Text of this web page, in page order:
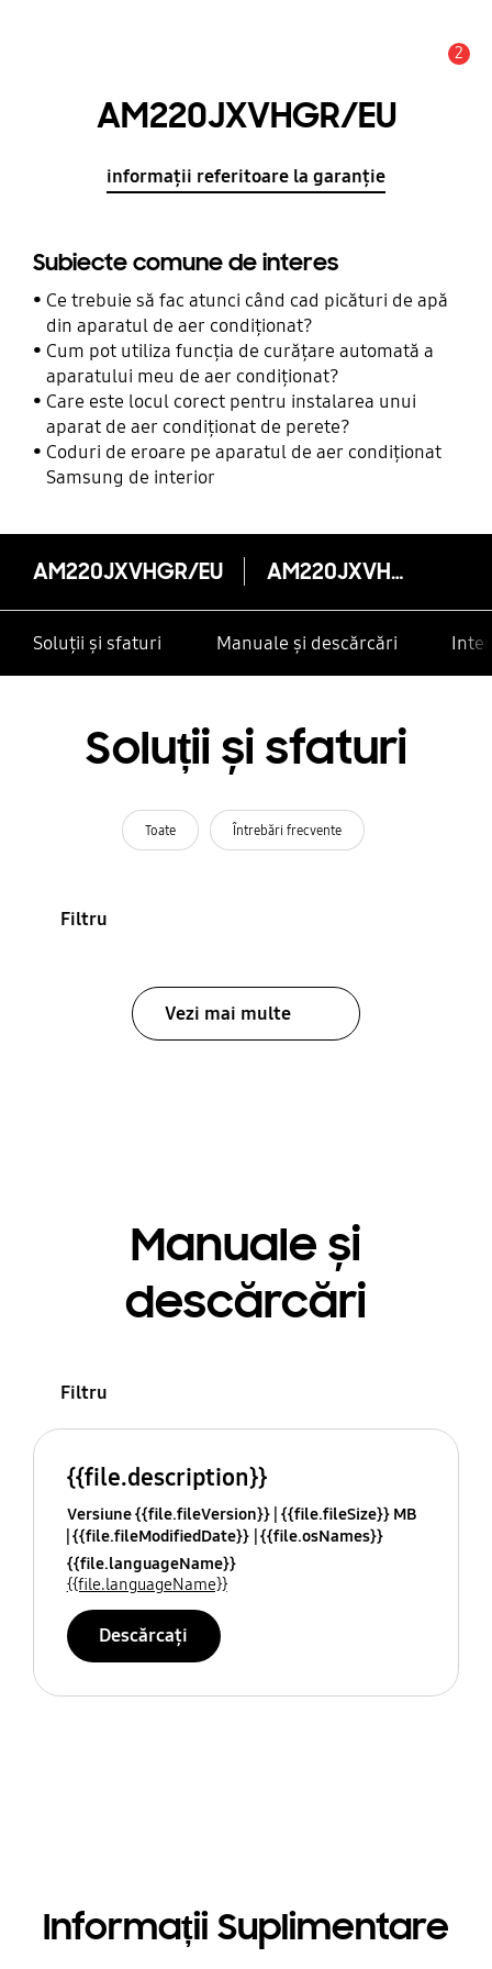
2
AM220JXVHGR/EU
informații referitoare la garanție
Subiecte comune de interes
Ce trebuie să fac atunci când cad picături de apă
din aparatul de aer condiționat?
Cum pot utiliza funcția de curățare automată a
aparatului meu de aer condiționat?
Care este locul corect pentru instalarea unui
aparat de aer condiționat de perete?
Coduri de eroare pe aparatul de aer condiționat
Samsung de interior
AM220JXVHGR/EU AM220JXVHGR/EU
Soluții și sfaturi Manuale și descărcări
Soluții și sfaturi
Toate Întrebări frecvente
Filtru
Vezi mai multe
Manuale și
descărcări
Filtru
{{file.description}}
Versiune {{file.fileVersion}} {{file.fileSize}} MB
{{file.fileModifiedDate}} {{file.osNames}}
{{file.languageName}}
{{file.languageName}}
Descărcați
Informații Suplimentare